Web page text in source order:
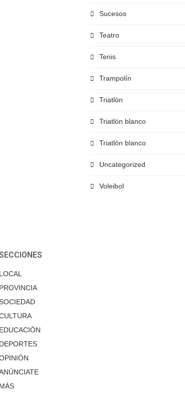
Sucesos
Teatro
Tenis
Trampolín
Triatlón
Triatlón blanco
Triatlón blanco
Uncategorized
Voleibol
LOCAL
PROVINCIA
EDUCACIÓN
DEPORTES
MÁS